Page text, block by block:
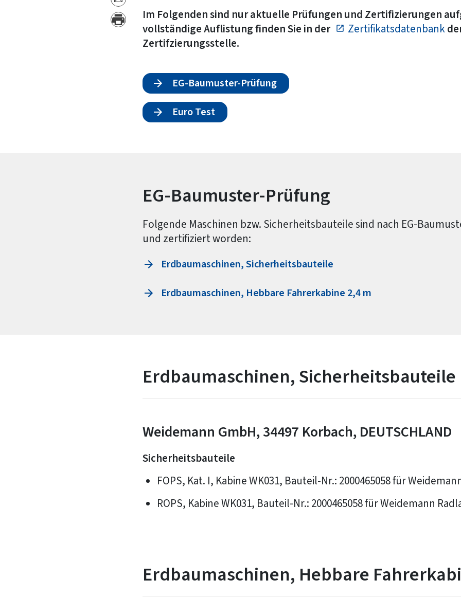
Im Folgenden sind nur aktuelle Prüfungen und Zertifizierungen
vollständige Auflistung finden Sie in der
Zertifikatsdatenbank
Zertifzierungsstelle.
EG-Baumuster-Prüfung
Euro Test
EG-Baumuster-Prüfung
Folgende Maschinen bzw. Sicherheitsbauteile sind nach EG-
und zertifiziert worden:
Erdbaumaschinen, Sicherheitsbauteile
Erdbaumaschinen, Hebbare Fahrerkabine 2,4 m
Erdbaumaschinen, Sicherheitsbauteile
Weidemann GmbH, 34497 Korbach, DEUTSCHLAND
Sicherheitsbauteile
FOPS, Kat. I, Kabine WK031, Bauteil-Nr.: 2000465058 für
ROPS, Kabine WK031, Bauteil-Nr.: 2000465058 für Weidemann
Erdbaumaschinen, Hebbare